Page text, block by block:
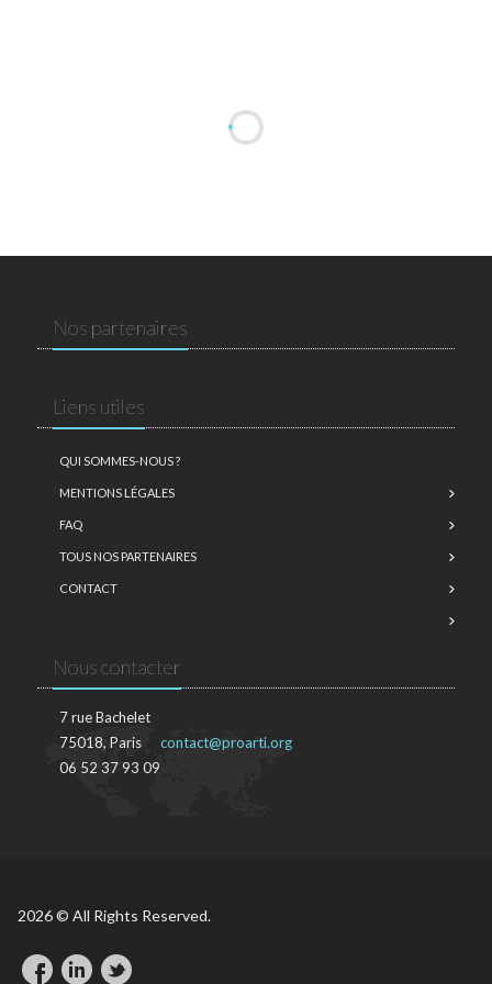
Nos partenaires
Liens utiles
QUI SOMMES-NOUS ?
MENTIONS LÉGALES
FAQ
TOUS NOS PARTENAIRES
CONTACT
Nous contacter
7 rue Bachelet
75018, Paris
06 52 37 93 09
contact@proarti.org
2026 © All Rights Reserved.